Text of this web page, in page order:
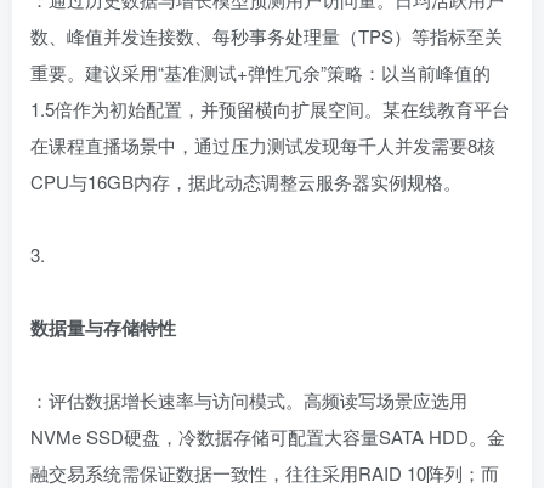
数、峰值并发连接数、每秒事务处理量（TPS）等指标至关
重要。建议采用“基准测试+弹性冗余”策略：以当前峰值的
1.5倍作为初始配置，并预留横向扩展空间。某在线教育平台
在课程直播场景中，通过压力测试发现每千人并发需要8核
CPU与16GB内存，据此动态调整云服务器实例规格。
3.
数据量与存储特性
：评估数据增长速率与访问模式。高频读写场景应选用
NVMe SSD硬盘，冷数据存储可配置大容量SATA HDD。金
融交易系统需保证数据一致性，往往采用RAID 10阵列；而